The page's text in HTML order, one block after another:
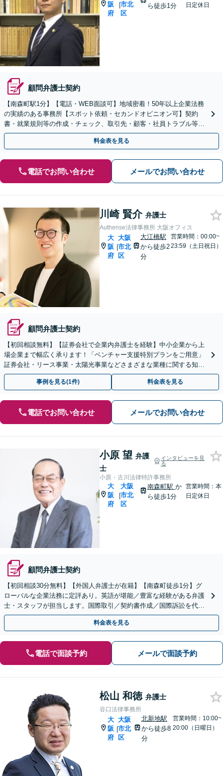
阪
府
|市北
区
ら徒歩1分
日定休日
顧問弁護士契約
【南森町駅1分】【電話・WEB面談可】地域密着！50年以上企業法務
の実績のある事務所【スポット依頼・セカンドオピニオン可】契約
書・就業規則等の作成・チェック、取引先・顧客・社員トラブル等、
お気軽にご相談ください【事前予約で休日・夜間対応】
料金表を見る
電話でお問い合わせ メールでお問い合わせ
川崎 賢介 弁護士
Authense法律事務所 大阪オフィス
大
阪
府
|
大阪
市北
区
大江橋駅
から徒歩2
分
営業時間：00:00~
23:59（土日祝日）
顧問弁護士契約
【初回相談無料】【証券会社で企業内弁護士を経験】中小企業から上
場企業まで幅広く承ります！「ベンチャー支援特別プランをご用意」
証券会社・リース事業・太陽光事業などさまざまな業種に関する知識
あり【メール相談可】【夜間面談対応】【大江橋駅3分】
事例を見る(1件) 料金表を見る
電話でお問い合わせ メールでお問い合わせ
小原 望 弁護
士
インタビューを見
る
小原・古川法律特許事務所
大
阪
府
|
大阪
市北
区
南森町駅 か
ら徒歩1分
営業時間：本
日定休日
顧問弁護士契約
【初回相談30分無料】【外国人弁護士が在籍】【南森町徒歩1分】グ
ローバルな企業法務に定評あり。英語が堪能／豊富な経験がある弁護
士・スタッフが担当します。国際取引／契約書作成／国際訴訟を代
行。外国人労働者を雇用した企業ご相談ください。
料金表を見る
電話で面談予約 メールで面談予約
松山 和徳 弁護士
谷口法律事務所
大
阪
府
|
大阪
市北
区
北新地駅
から徒歩8
分
営業時間：10:00~
20:00（日曜日）